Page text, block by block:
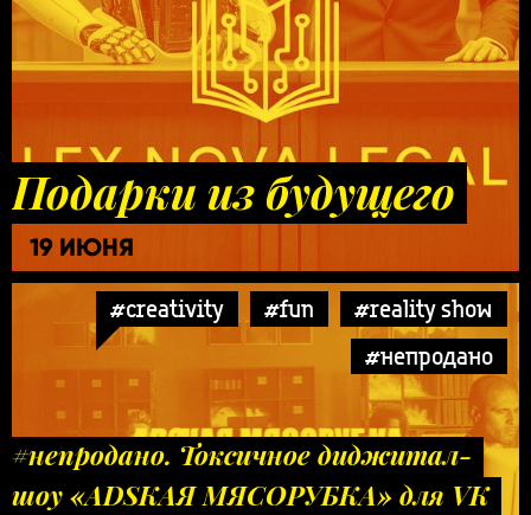
Подарки из будущего
19 ИЮНЯ
#creativity #fun
#reality show
#непродано
#непродано. Токсичное диджитал-
шоу «ADSКАЯ МЯСОРУБКА» для VK